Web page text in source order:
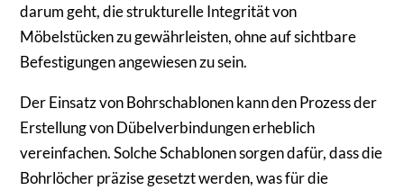
darum geht, die strukturelle Integrität von
Möbelstücken zu gewährleisten, ohne auf sichtbare
Befestigungen angewiesen zu sein.
Der Einsatz von Bohrschablonen kann den Prozess der
Erstellung von Dübelverbindungen erheblich
vereinfachen. Solche Schablonen sorgen dafür, dass die
Bohrlöcher präzise gesetzt werden, was für die